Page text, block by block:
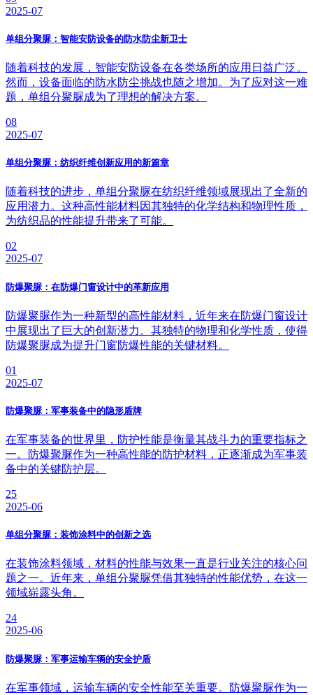
2025-07
单组分聚脲：智能安防设备的防水防尘新卫士
随着科技的发展，智能安防设备在各类场所的应用日益广泛。
然而，设备面临的防水防尘挑战也随之增加。为了应对这一难
题，单组分聚脲成为了理想的解决方案。
08
2025-07
单组分聚脲：纺织纤维创新应用的新篇章
随着科技的进步，单组分聚脲在纺织纤维领域展现出了全新的
应用潜力。这种高性能材料因其独特的化学结构和物理性质，
为纺织品的性能提升带来了可能。
02
2025-07
防爆聚脲：在防爆门窗设计中的革新应用
防爆聚脲作为一种新型的高性能材料，近年来在防爆门窗设计
中展现出了巨大的创新潜力。其独特的物理和化学性质，使得
防爆聚脲成为提升门窗防爆性能的关键材料。
01
2025-07
防爆聚脲：军事装备中的隐形盾牌
在军事装备的世界里，防护性能是衡量其战斗力的重要指标之
一。防爆聚脲作为一种高性能的防护材料，正逐渐成为军事装
备中的关键防护层。
25
2025-06
单组分聚脲：装饰涂料中的创新之选
在装饰涂料领域，材料的性能与效果一直是行业关注的核心问
题之一。近年来，单组分聚脲凭借其独特的性能优势，在这一
领域崭露头角。
24
2025-06
防爆聚脲：军事运输车辆的安全护盾
在军事领域，运输车辆的安全性能至关重要。防爆聚脲作为一